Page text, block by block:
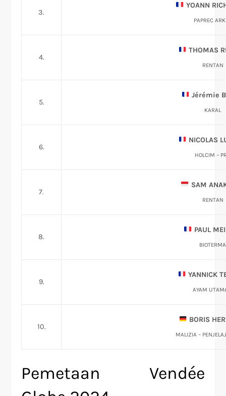
3.
YOANN
PAPREC
4.
THOMAS
RENTAN
5.
Jérémie
KARAL
6.
NICOLAS
HOLCIM –
7.
SAM
RENTAN
8.
PAUL
BIOTERMA
9.
YANNICK
AYAM
10.
BORIS
MALIZIA –
Pemetaan Vendée